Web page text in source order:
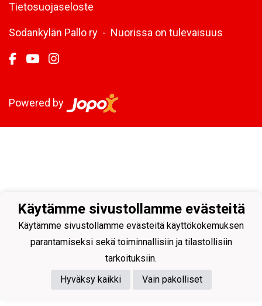
Tietosuojaseloste
Sodankylän Pallo ry - Nuorissa on tulevaisuus
Powered by
Käytämme sivustollamme evästeitä
Käytämme sivustollamme evästeitä käyttökokemuksen
parantamiseksi sekä toiminnallisiin ja tilastollisiin
tarkoituksiin.
Hyväksy kaikki
Vain pakolliset